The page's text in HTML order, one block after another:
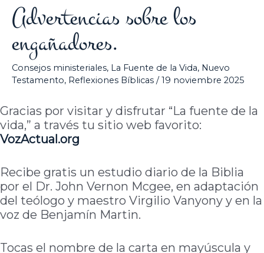
Advertencias sobre los
engañadores.
Consejos ministeriales, La Fuente de la Vida, Nuevo
Testamento, Reflexiones Bíblicas /19 noviembre 2025
Gracias por visitar y disfrutar “La fuente de la
vida,” a través tu sitio web favorito:
VozActual.org
Recibe gratis un estudio diario de la Biblia
por el Dr. John Vernon Mcgee, en adaptación
del teólogo y maestro Virgilio Vanyony y en la
voz de Benjamín Martin.
Tocas el nombre de la carta en mayúscula y